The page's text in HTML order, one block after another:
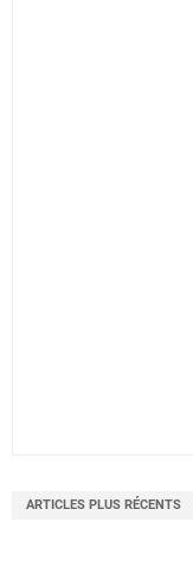
ARTICLES PLUS RÉCENTS